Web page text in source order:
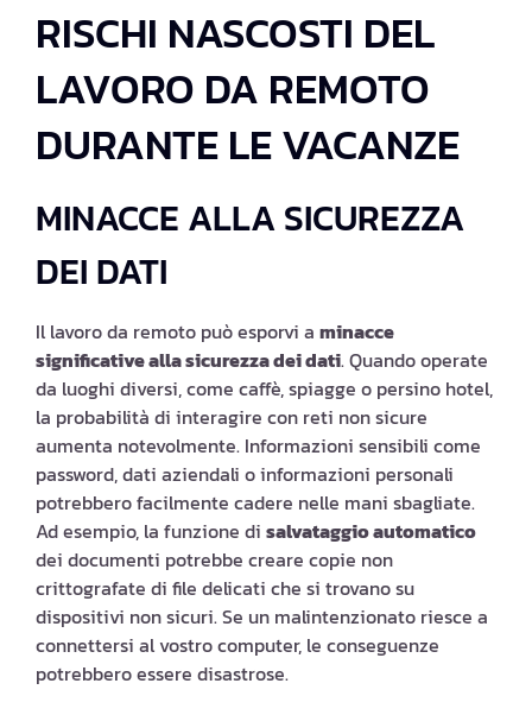
RISCHI NASCOSTI DEL
LAVORO DA REMOTO
DURANTE LE VACANZE
MINACCE ALLA SICUREZZA
DEI DATI
Il lavoro da remoto può esporvi a minacce
significative alla sicurezza dei dati. Quando operate
da luoghi diversi, come caffè, spiagge o persino hotel,
la probabilità di interagire con reti non sicure
aumenta notevolmente. Informazioni sensibili come
password, dati aziendali o informazioni personali
potrebbero facilmente cadere nelle mani sbagliate.
Ad esempio, la funzione di salvataggio automatico
dei documenti potrebbe creare copie non
crittografate di file delicati che si trovano su
dispositivi non sicuri. Se un malintenzionato riesce a
connettersi al vostro computer, le conseguenze
potrebbero essere disastrose.